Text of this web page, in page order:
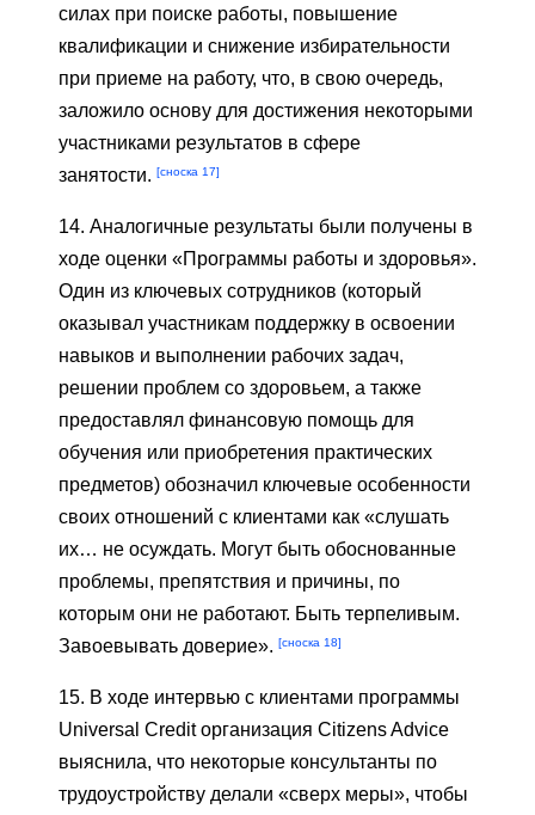
силах при поиске работы, повышение
квалификации и снижение избирательности
при приеме на работу, что, в свою очередь,
заложило основу для достижения некоторыми
участниками результатов в сфере
занятости. [сноска 17]
14. Аналогичные результаты были получены в
ходе оценки «Программы работы и здоровья».
Один из ключевых сотрудников (который
оказывал участникам поддержку в освоении
навыков и выполнении рабочих задач,
решении проблем со здоровьем, а также
предоставлял финансовую помощь для
обучения или приобретения практических
предметов) обозначил ключевые особенности
своих отношений с клиентами как «слушать
их… не осуждать. Могут быть обоснованные
проблемы, препятствия и причины, по
которым они не работают. Быть терпеливым.
Завоевывать доверие». [сноска 18]
15. В ходе интервью с клиентами программы
Universal Credit организация Citizens Advice
выяснила, что некоторые консультанты по
трудоустройству делали «сверх меры», чтобы